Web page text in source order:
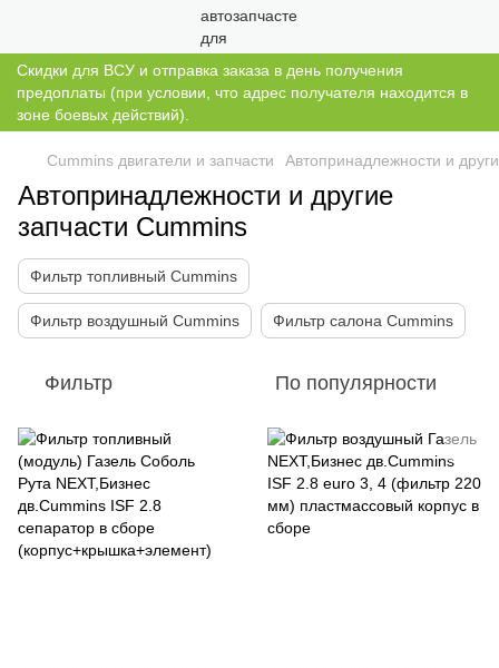
Скидки для ВСУ и отправка заказа в день получения
предоплаты (при условии, что адрес получателя находится в
зоне боевых действий).
Cummins двигатели и запчасти Автопринадлежности и
Автопринадлежности и другие
запчасти Cummins
Фильтр топливный Cummins
Фильтр воздушный Cummins Фильтр салона Cummins
Фильтр По популярности